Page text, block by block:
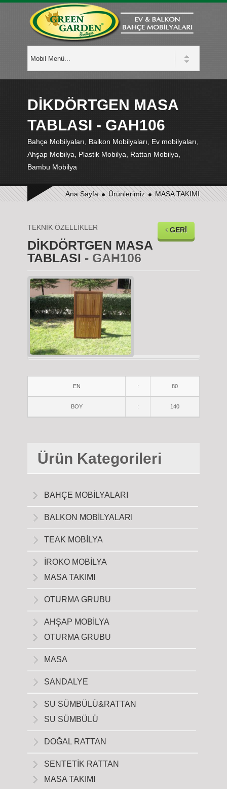
DİKDÖRTGEN MASA
TABLASI - GAH106
Bahçe Mobilyaları, Balkon Mobilyaları, Ev mobilyaları,
Ahşap Mobilya, Plastik Mobilya, Rattan Mobilya,
Bambu Mobilya
Ana Sayfa Ürünlerimiz MASA TAKIMI
GERİ
DİKDÖRTGEN MASA
TABLASI - GAH106
TEKNİK ÖZELLİKLER
EN : 80
BOY : 140
Ürün Kategorileri
BAHÇE MOBİLYALARI
BALKON MOBİLYALARI
TEAK MOBİLYA
İROKO MOBİLYA
MASA TAKIMI
OTURMA GRUBU
AHŞAP MOBİLYA
OTURMA GRUBU
MASA
SANDALYE
SU SÜMBÜLÜ&RATTAN
SU SÜMBÜLÜ
DOĞAL RATTAN
SENTETİK RATTAN
MASA TAKIMI